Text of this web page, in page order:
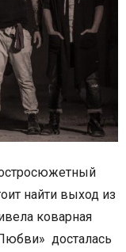
найти выход из
коварная
досталась